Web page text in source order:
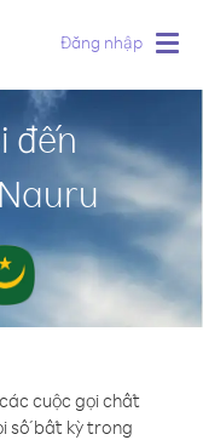
Đăng nhập
đến
cuộc gọi chất
số bất kỳ trong